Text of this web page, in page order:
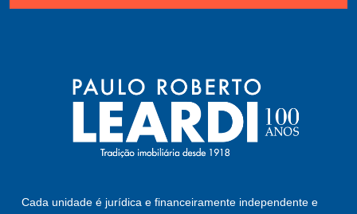
Cada unidade é jurídica e financeiramente independente e